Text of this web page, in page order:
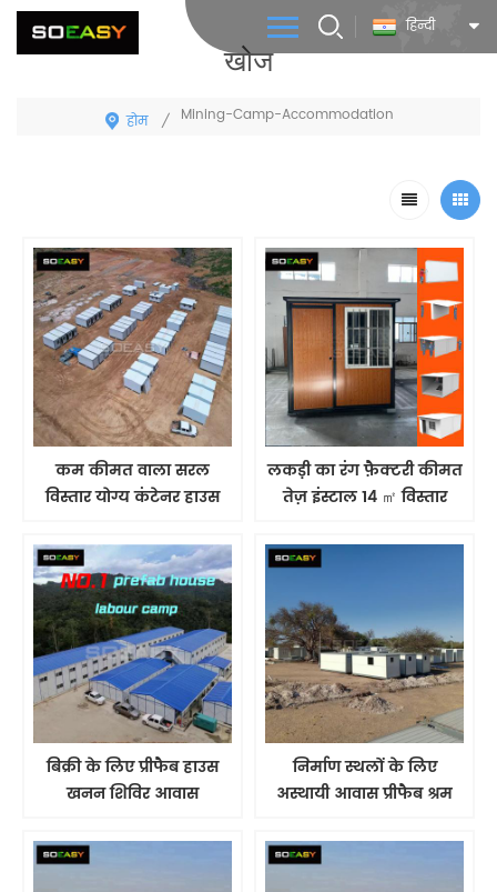
हिन्दी
खोज
होम / Mining-Camp-Accommodation
कम कीमत वाला सरल
विस्तार योग्य कंटेनर हाउस
लकड़ी का रंग फ़ैक्टरी कीमत
तेज़ इंस्टाल​ 14 ㎡ विस्तार
बिक्री के लिए प्रीफैब हाउस
खनन शिविर आवास
निर्माण स्थलों के लिए
अस्थायी आवास प्रीफैब श्रम